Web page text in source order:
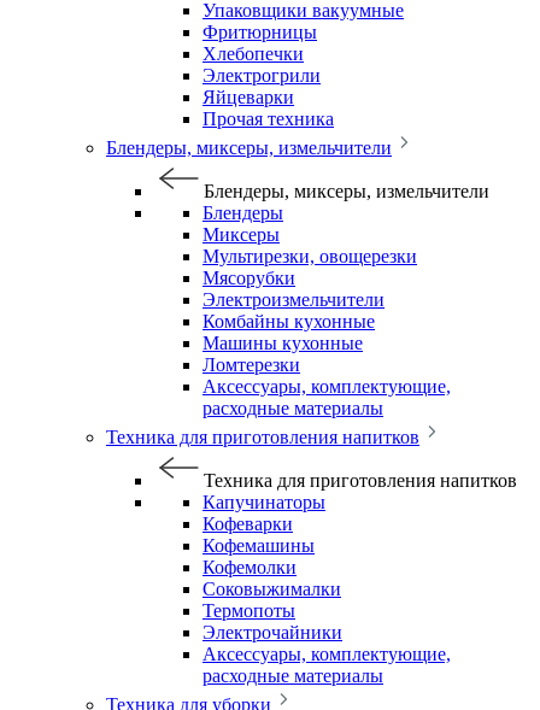
Упаковщики вакуумные
Фритюрницы
Хлебопечки
Электрогрили
Яйцеварки
Прочая техника
Блендеры, миксеры, измельчители
Блендеры, миксеры, измельчители
Блендеры
Миксеры
Мультирезки, овощерезки
Мясорубки
Электроизмельчители
Комбайны кухонные
Машины кухонные
Ломтерезки
Аксессуары, комплектующие,
расходные материалы
Техника для приготовления напитков
Техника для приготовления напитков
Капучинаторы
Кофеварки
Кофемашины
Кофемолки
Соковыжималки
Термопоты
Электрочайники
Аксессуары, комплектующие,
расходные материалы
Техника для уборки